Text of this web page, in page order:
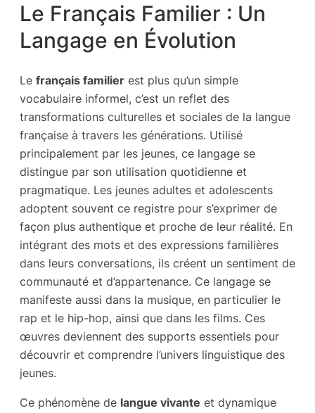
Le Français Familier : Un
Langage en Évolution
Le français familier est plus qu’un simple
vocabulaire informel, c’est un reflet des
transformations culturelles et sociales de la langue
française à travers les générations. Utilisé
principalement par les jeunes, ce langage se
distingue par son utilisation quotidienne et
pragmatique. Les jeunes adultes et adolescents
adoptent souvent ce registre pour s’exprimer de
façon plus authentique et proche de leur réalité. En
intégrant des mots et des expressions familières
dans leurs conversations, ils créent un sentiment de
communauté et d’appartenance. Ce langage se
manifeste aussi dans la musique, en particulier le
rap et le hip-hop, ainsi que dans les films. Ces
œuvres deviennent des supports essentiels pour
découvrir et comprendre l’univers linguistique des
jeunes.
Ce phénomène de langue vivante et dynamique